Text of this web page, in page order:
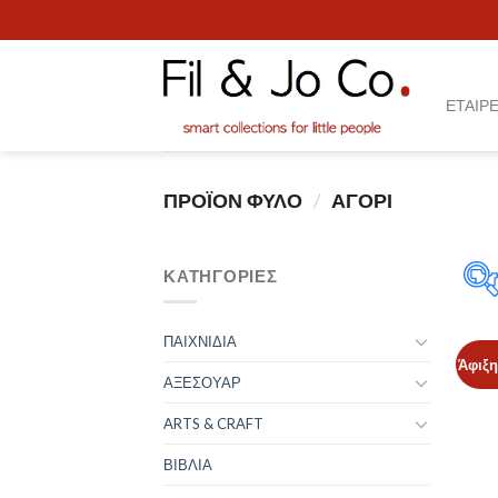
to
ΠΡΟΪΌΝ ΦΎΛΟ / ΑΓΟΡΙ
ΚΑΤΗΓΟΡΊΕΣ
ΠΑΙΧΝΙΔΙΑ
ΑΞΕΣΟΥΑΡ
ARTS & CRAFT
ΒΙΒΛΙΑ